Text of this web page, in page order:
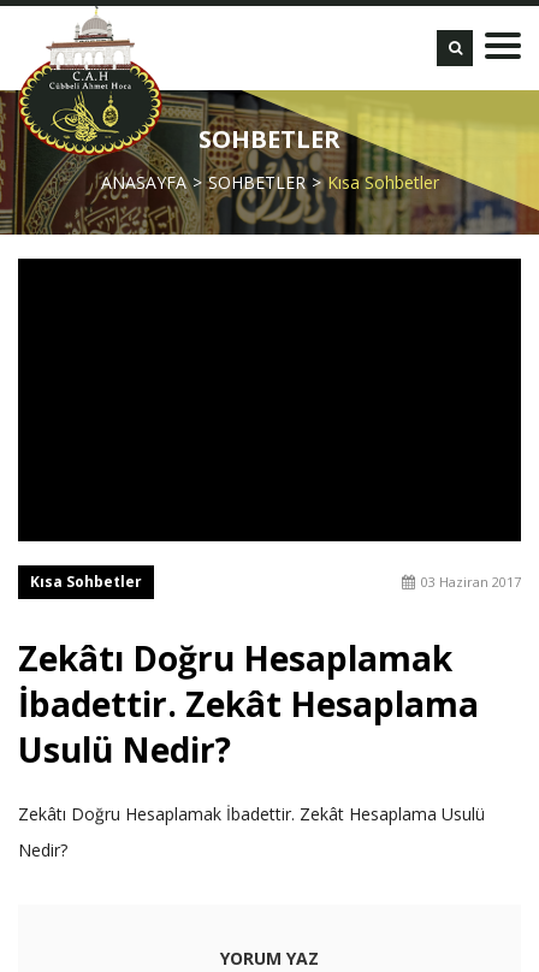
SOHBETLER
ANASAYFA SOHBETLER Kısa Sohbetler
Kısa Sohbetler 03 Haziran 2017
Zekâtı Doğru Hesaplamak
İbadettir. Zekât Hesaplama
Usulü Nedir?
Zekâtı Doğru Hesaplamak İbadettir. Zekât Hesaplama Usulü
Nedir?
YORUM YAZ